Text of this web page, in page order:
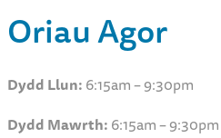
Oriau Agor
Dydd Llun:6:15am – 9:30pm
Dydd Mawrth:6:15am – 9:30pm